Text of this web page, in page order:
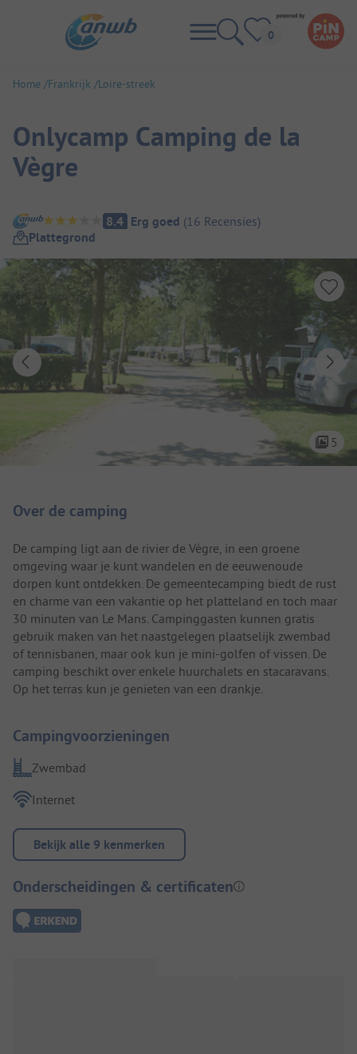
Home Frankrijk Loire-streek
Onlycamp Camping de la
Vègre
Camping overzicht
8.4 Erg goed (16 Recensies)
Plattegrond
5
Over de camping
De camping ligt aan de rivier de Vègre, in een groene
omgeving waar je kunt wandelen en de eeuwenoude
dorpen kunt ontdekken. De gemeentecamping biedt de rust
en charme van een vakantie op het platteland en toch maar
30 minuten van Le Mans. Campinggasten kunnen gratis
gebruik maken van het naastgelegen plaatselijk zwembad
of tennisbanen, maar ook kun je mini-golfen of vissen. De
camping beschikt over enkele huurchalets en stacaravans.
Op het terras kun je genieten van een drankje.
Campingvoorzieningen
Zwembad
Internet
Bekijk alle 9 kenmerken
Onderscheidingen & certificaten